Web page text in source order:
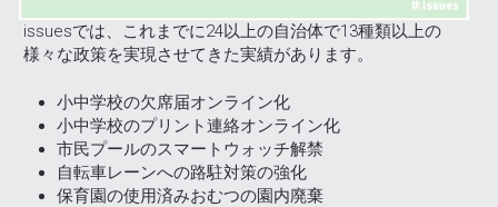
issuesでは、これまでに24以上の自治体で13種類以上の
様々な政策を実現させてきた実績があります。
小中学校の欠席届オンライン化
小中学校のプリント連絡オンライン化
市民プールのスマートウォッチ解禁
自転車レーンへの路駐対策の強化
保育園の使用済みおむつの園内廃棄